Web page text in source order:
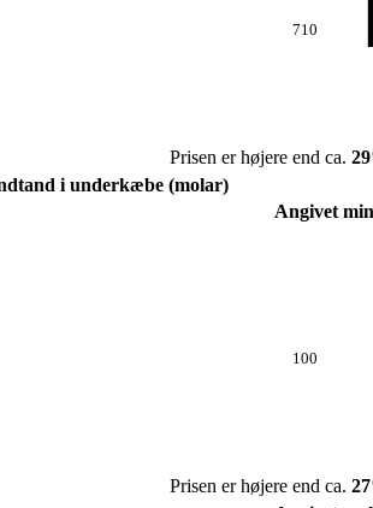
710
Prisen er højere end ca. 29
i underkæbe (molar)
Angivet
100
Prisen er højere end ca. 27